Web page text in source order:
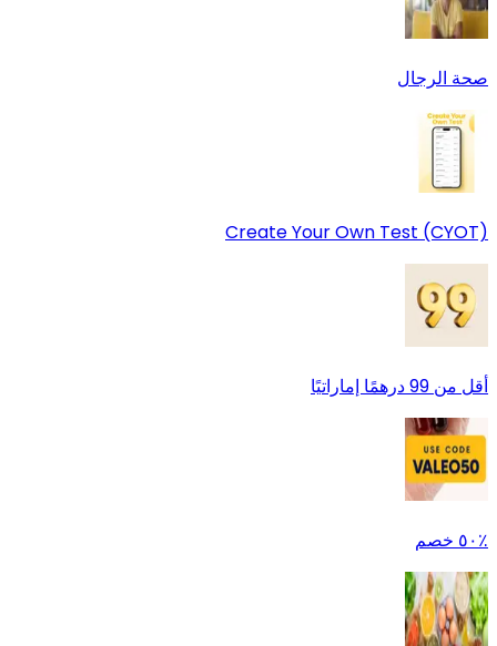
صحة الرجال
Create Your Own Test (CYOT)
أقل من 99 درهمًا إماراتيًا
٪٥٠ خصم